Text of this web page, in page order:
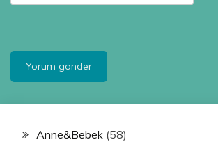
Anne&Bebek (58)